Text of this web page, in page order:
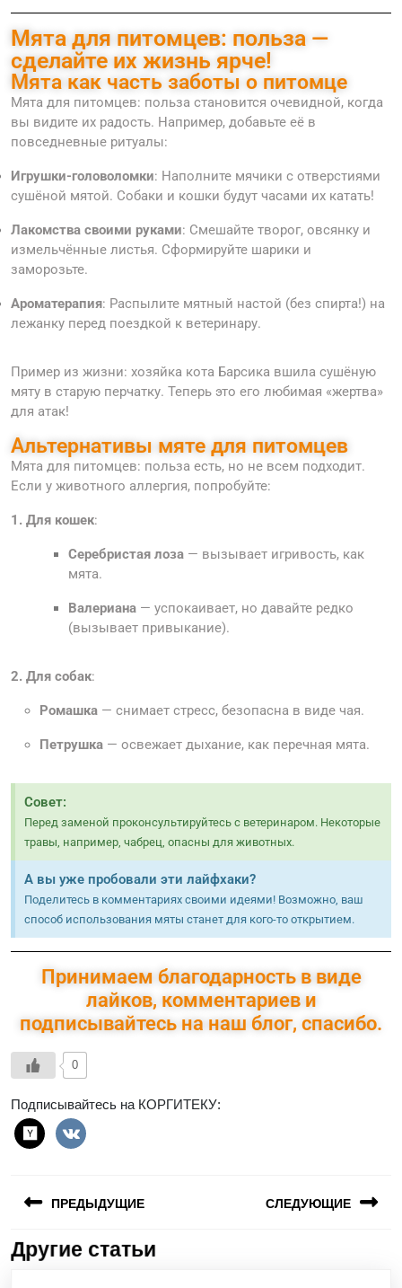
Мята для питомцев: польза —
сделайте их жизнь ярче!
Мята как часть заботы о питомце
Мята для питомцев: польза становится очевидной, когда
вы видите их радость. Например, добавьте её в
повседневные ритуалы:
Игрушки-головоломки: Наполните мячики с отверстиями
сушёной мятой. Собаки и кошки будут часами их катать!
Лакомства своими руками: Смешайте творог, овсянку и
измельчённые листья. Сформируйте шарики и
заморозьте.
Ароматерапия: Распылите мятный настой (без спирта!) на
лежанку перед поездкой к ветеринару.
Пример из жизни: хозяйка кота Барсика вшила сушёную
мяту в старую перчатку. Теперь это его любимая «жертва»
для атак!
Альтернативы мяте для питомцев
Мята для питомцев: польза есть, но не всем подходит.
Если у животного аллергия, попробуйте:
1. Для кошек:
Серебристая лоза — вызывает игривость, как
мята.
Валериана — успокаивает, но давайте редко
(вызывает привыкание).
2. Для собак:
Ромашка — снимает стресс, безопасна в виде чая.
Петрушка — освежает дыхание, как перечная мята.
Совет:
Перед заменой проконсультируйтесь с ветеринаром. Некоторые
травы, например, чабрец, опасны для животных.
А вы уже пробовали эти лайфхаки?
Поделитесь в комментариях своими идеями! Возможно, ваш
способ использования мяты станет для кого-то открытием.
Принимаем благодарность в виде
лайков, комментариев и
подписывайтесь на наш блог, спасибо.
0
Подписывайтесь на КОРГИТЕКУ:
ПРЕДЫДУЩИЕ СЛЕДУЮЩИЕ
Другие статьи